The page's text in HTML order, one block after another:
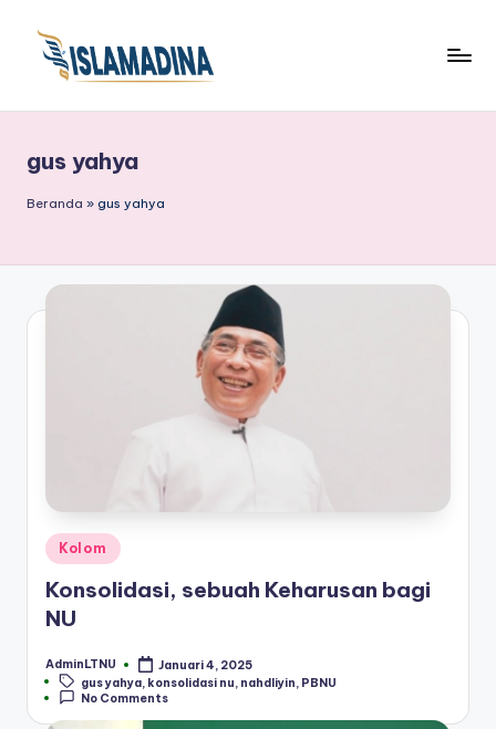
gus yahya
Beranda » gus yahya
Posted
in
Kolom
Konsolidasi, sebuah Keharusan bagi
NU
Posted
by
AdminLTNU
Januari 4, 2025
Tags:gus yahya konsolidasi nu nahdliyin PBNU
No Comments